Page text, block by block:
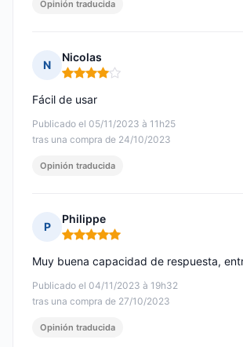
Opinión traducida
N
Nicolas
Nota: 4 de 5
Publicado el 05/11/2023 à 11h25
tras una compra de 24/10/2023
Fácil de usar
Opinión traducida
P
Philippe
Nota: 5 de 5
Publicado el 04/11/2023 à 19h32
tras una compra de 27/10/2023
Muy buena capacidad de respuesta,
Opinión traducida